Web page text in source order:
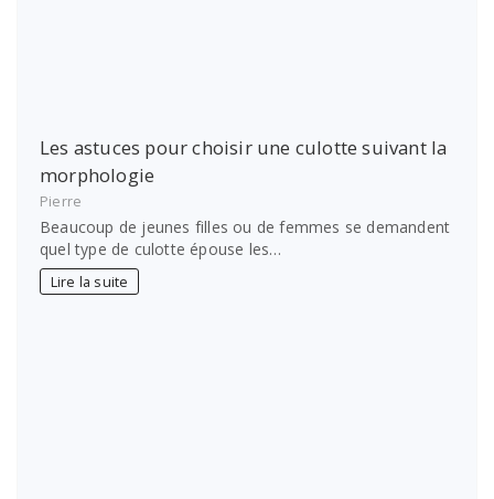
Les astuces pour choisir une culotte suivant la
morphologie
Pierre
Beaucoup de jeunes filles ou de femmes se demandent
quel type de culotte épouse les…
Lire la suite